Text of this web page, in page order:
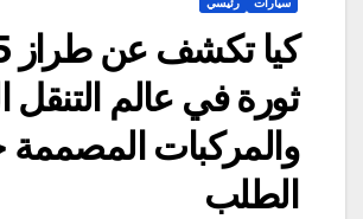
ثورة في عالم التنقل
والمركبات
الطلب